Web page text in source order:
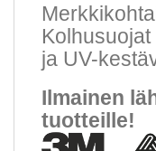
ja UV-
Ilmainen
tuotteille!